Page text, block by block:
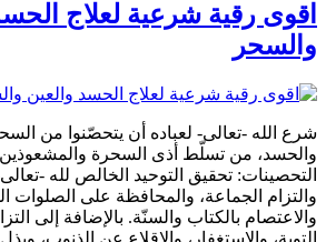
اقوى رقية شرعية لعلاج
والسحر
شرع الله -تعالى- لعباده أن يتحصّنوا من
والحسد، من تسلّط أذى السحرة
التحصينات: تحقيق التوحيد الخالص لله -
والتزام الجماعة، والمحافظة على
والاعتصام بالكتاب والسنّة. بالإضافة إلى